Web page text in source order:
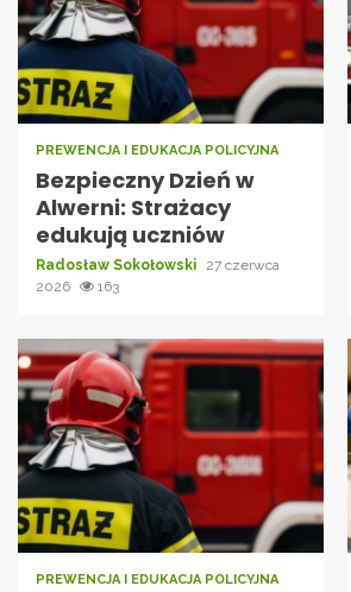
PREWENCJA I EDUKACJA POLICYJNA
Bezpieczny Dzień w
Alwerni: Strażacy
edukują uczniów
Radosław Sokołowski
27 czerwca
2026
163
PREWENCJA I EDUKACJA POLICYJNA